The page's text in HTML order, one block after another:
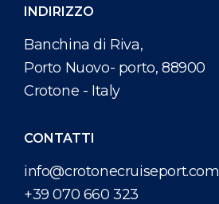
INDIRIZZO
Banchina di Riva,
Porto Nuovo- porto, 88900
Crotone - Italy
CONTATTI
info@crotonecruiseport.com
+39 070 660 323